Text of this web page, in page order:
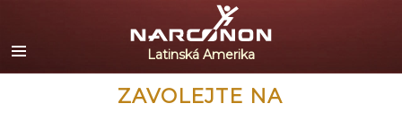
Español
English
Portuguès
ZAVOLEJTE NA